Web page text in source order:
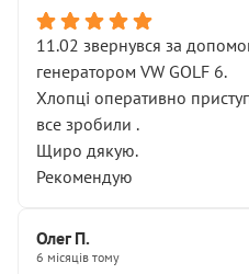
11.02 звернувся за
генератором VW GOLF 6.
Хлопці оперативно
все зробили .
Щиро дякую.
Рекомендую
Олег П.
6 місяців тому